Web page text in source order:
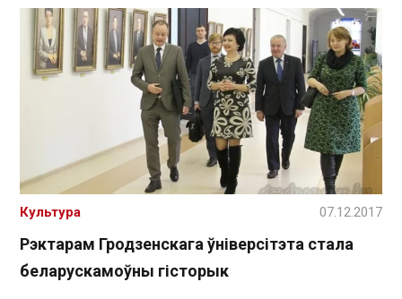
Рэктарам Гродзенскага ўніверсітэта стала
беларускамоўны гісторык
Культура 07.12.2017